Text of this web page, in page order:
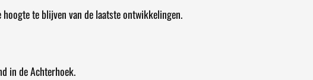
te blijven van de laatste ontwikkelingen.
in de Achterhoek.